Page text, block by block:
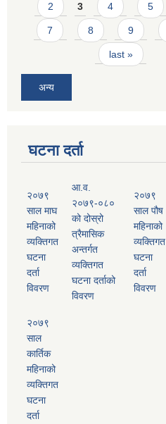
2 3 4 5
7 8 9
last »
अन्य
घटना दर्ता
२०७९
साल माघ
महिनाको
व्यक्तिगत
घटना
दर्ता
विवरण
आ.व.
२०७९-०८०
को दोस्रो
त्रैमासिक
अन्तर्गत
व्यक्तिगत
घटना दर्ताको
विवरण
२०७९
साल पौष
महिनाको
व्यक्तिगत
घटना
दर्ता
विवरण
२०७९
साल
कार्तिक
महिनाको
व्यक्तिगत
घटना
दर्ता